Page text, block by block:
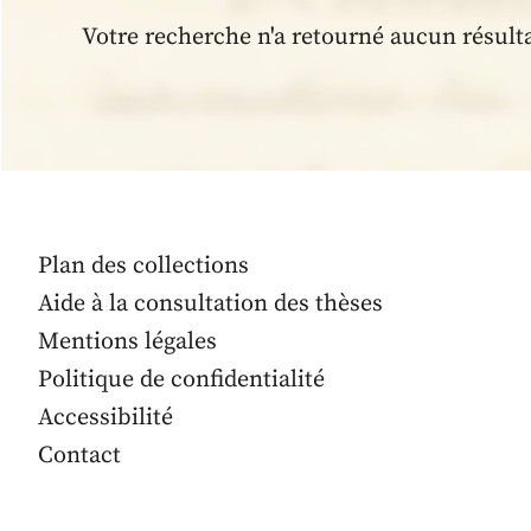
Votre recherche n'a retourné aucun
Plan des collections
Aide à la consultation des thèses
Mentions légales
Politique de confidentialité
Accessibilité
Contact